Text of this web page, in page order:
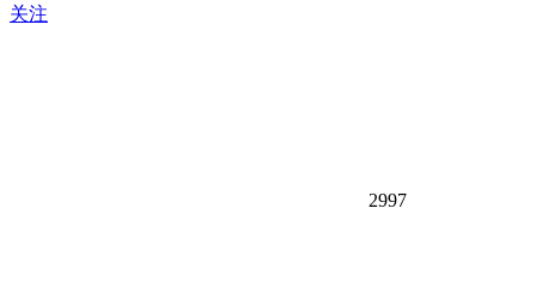
关注
2997